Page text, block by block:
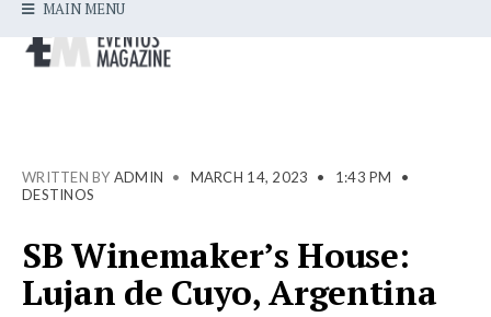
MAIN MENU
WRITTEN BY ADMIN • MARCH 14, 2023 • 1:43 PM
•
DESTINOS
SB Winemaker’s House:
Lujan de Cuyo, Argentina